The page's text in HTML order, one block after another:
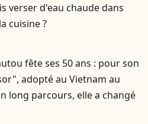
verser d'eau chaude dans
cuisine ?
fête ses 50 ans : pour son
adopté au Vietnam au
long parcours, elle a changé